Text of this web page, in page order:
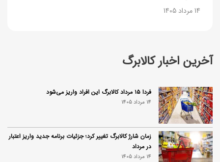
آخرین اخبار کالابرگ
فردا ۱۵ مرداد کالابرگ این افراد واریز می‌شود
14 مرداد 1405
زمان شارژ کالابرگ تغییر کرد؛ جزئیات برنامه جدید واریز اعتبار
در مرداد
14 مرداد 1405
14 مرداد 1405